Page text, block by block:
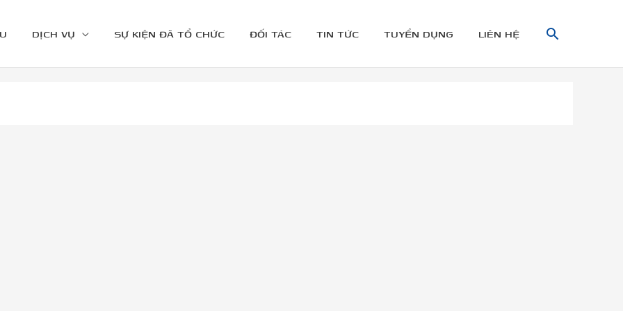
DỊCH VỤ SỰ KIỆN ĐÃ TỔ CHỨC ĐỐI TÁC TIN TỨC TUYỂN DỤNG LIÊN HỆ
TÌM